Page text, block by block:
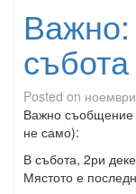
Posted on
Важно съобщение
не само):
В събота, 2ри
Мястото е